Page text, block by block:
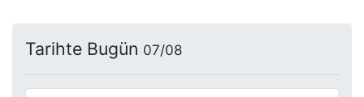
Tarihte Bugün 07/08